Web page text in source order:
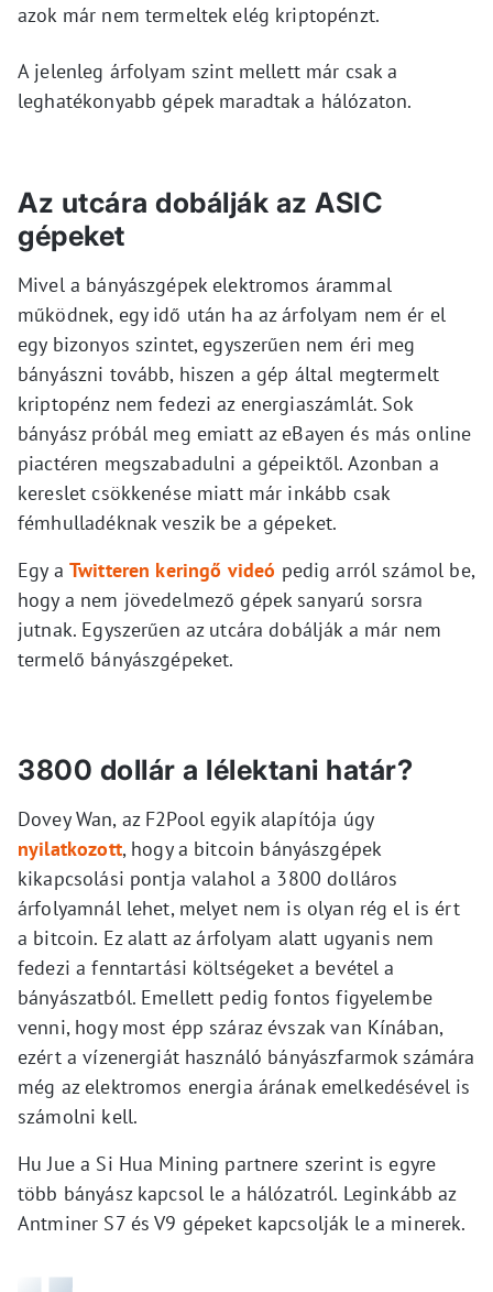
azok már nem termeltek elég kriptopénzt.
A jelenleg árfolyam szint mellett már csak a
leghatékonyabb gépek maradtak a hálózaton.
Az utcára dobálják az ASIC
gépeket
Mivel a bányászgépek elektromos árammal
működnek, egy idő után ha az árfolyam nem ér el
egy bizonyos szintet, egyszerűen nem éri meg
bányászni tovább, hiszen a gép által megtermelt
kriptopénz nem fedezi az energiaszámlát. Sok
bányász próbál meg emiatt az eBayen és más online
piactéren megszabadulni a gépeiktől. Azonban a
kereslet csökkenése miatt már inkább csak
fémhulladéknak veszik be a gépeket.
Egy a Twitteren keringő videó pedig arról számol be,
hogy a nem jövedelmező gépek sanyarú sorsra
jutnak. Egyszerűen az utcára dobálják a már nem
termelő bányászgépeket.
3800 dollár a lélektani határ?
Dovey Wan, az F2Pool egyik alapítója úgy
nyilatkozott, hogy a bitcoin bányászgépek
kikapcsolási pontja valahol a 3800 dolláros
árfolyamnál lehet, melyet nem is olyan rég el is ért
a bitcoin. Ez alatt az árfolyam alatt ugyanis nem
fedezi a fenntartási költségeket a bevétel a
bányászatból. Emellett pedig fontos figyelembe
venni, hogy most épp száraz évszak van Kínában,
ezért a vízenergiát használó bányászfarmok számára
még az elektromos energia árának emelkedésével is
számolni kell.
Hu Jue a Si Hua Mining partnere szerint is egyre
több bányász kapcsol le a hálózatról. Leginkább az
Antminer S7 és V9 gépeket kapcsolják le a minerek.